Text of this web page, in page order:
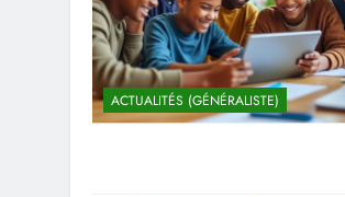
ACTUALITÉS (GÉNÉRALISTE)